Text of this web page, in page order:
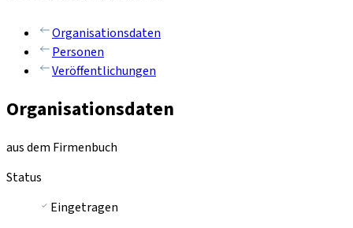
Organisationsdaten
Personen
Veröffentlichungen
Organisationsdaten
aus dem Firmenbuch
Status
Eingetragen